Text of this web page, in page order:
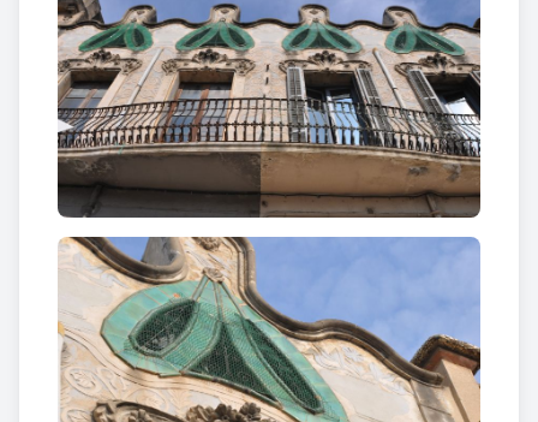
coronament un element arquitectònic singular i
modern, amb plena comunió amb la natura, com
l’estil al que pertany pretenia aconseguir.
D’altra banda, també hem de fer referència alforjat
de la barana
a la balaustrada del primer pis, així
com al’esgrafiatque s’estén al llarg de tota la
façana, decorat amb els mateixos motius florals que
els motllurats en relleu dels guardapols de totes les
portes.
Casa Bolet
Construcció eminentmentsimètrica
, amb una